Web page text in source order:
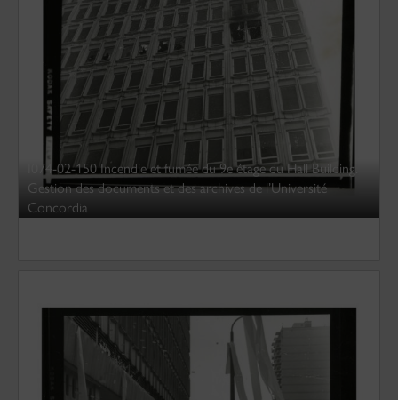
I074-02-150 Incendie et fumée du 9e étage du Hall Building.
Gestion des documents et des archives de l’Université
Concordia